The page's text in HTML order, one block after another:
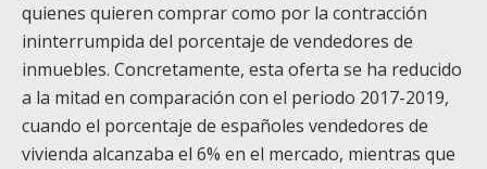
quienes quieren comprar como por la contracción
ininterrumpida del porcentaje de vendedores de
inmuebles. Concretamente, esta oferta se ha reducido
a la mitad en comparación con el periodo 2017-2019,
cuando el porcentaje de españoles vendedores de
vivienda alcanzaba el 6% en el mercado, mientras que